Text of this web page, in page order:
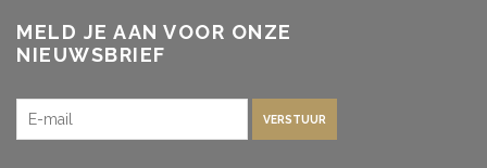
MELD JE AAN VOOR ONZE
NIEUWSBRIEF
VERSTUUR